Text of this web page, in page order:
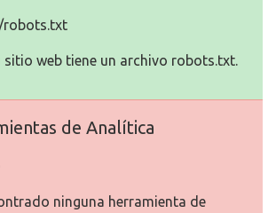
robots.txt
sitio web tiene un archivo robots.txt.
de Analítica
ninguna herramienta de